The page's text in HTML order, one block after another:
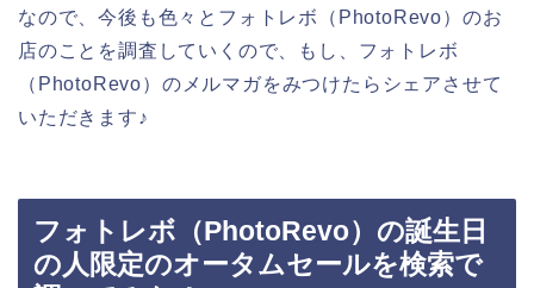
なので、今後も色々とフォトレボ（PhotoRevo）のお
店のことを調査していくので、もし、フォトレボ
（PhotoRevo）のメルマガをみつけたらシェアさせて
いただきます♪
フォトレボ（PhotoRevo）の誕生日
の人限定のオータムセールを検索で